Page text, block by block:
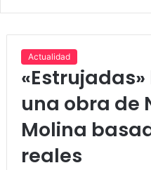
Actualidad
una obra de
Molina
reales